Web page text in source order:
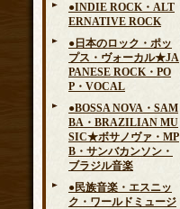
●INDIE ROCK・ALT
ERNATIVE ROCK
●日本のロック・ポッ
プス・ヴォーカル★JA
PANESE ROCK・PO
P・VOCAL
●BOSSA NOVA・SAM
BA・BRAZILIAN MU
SIC★ボサノヴァ・MP
B・サンバカンソン・
ブラジル音楽
●民族音楽・エスニッ
ク・ワールドミュージ